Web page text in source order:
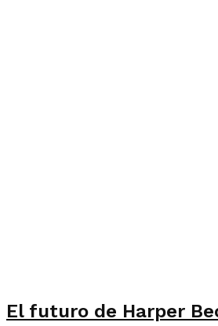
El futuro de Harper